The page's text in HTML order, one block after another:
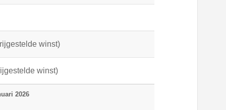
winst)
winst)
2026